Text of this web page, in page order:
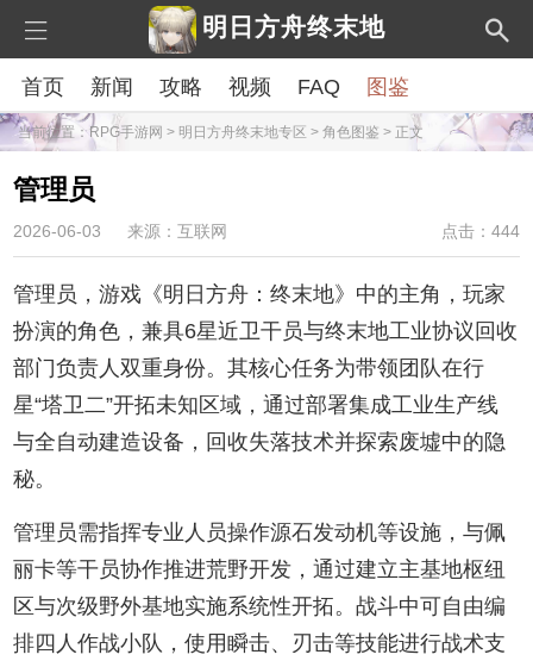
明日方舟终末地
首页 新闻 攻略 视频 FAQ 图鉴
当前位置：RPG手游网 > 明日方舟终末地专区 > 角色图鉴 > 正文
管理员
2026-06-03 来源：互联网 点击：444
管理员，游戏《明日方舟：终末地》中的主角，玩家
扮演的角色，兼具6星近卫干员与终末地工业协议回收
部门负责人双重身份。其核心任务为带领团队在行
星“塔卫二”开拓未知区域，通过部署集成工业生产线
与全自动建造设备，回收失落技术并探索废墟中的隐
秘。
管理员需指挥专业人员操作源石发动机等设施，与佩
丽卡等干员协作推进荒野开发，通过建立主基地枢纽
区与次级野外基地实施系统性开拓。战斗中可自由编
排四人作战小队，使用瞬击、刃击等技能进行战术支